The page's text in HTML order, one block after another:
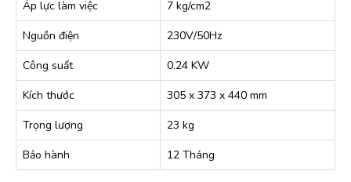
Áp lực làm việc
7 kg/cm2
Nguồn điện
230V/50Hz
Công suất
0.24 KW
Kích thước
305 x 373 x 440 mm
Trọng lượng
23 kg
Bảo hành
12 Tháng